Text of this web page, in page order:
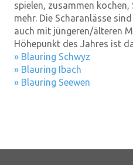
spielen, zusammen kochen,
mehr. Die Scharanlässe
auch mit jüngeren/älteren
Höhepunkt des Jahres ist
» Blauring Schwyz
» Blauring Ibach
» Blauring Seewen